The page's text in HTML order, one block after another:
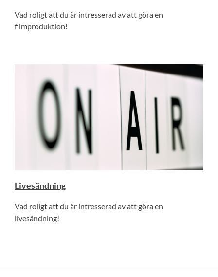
Vad roligt att du är intresserad av att göra en
filmproduktion!
Livesändning
Vad roligt att du är intresserad av att göra en
livesändning!